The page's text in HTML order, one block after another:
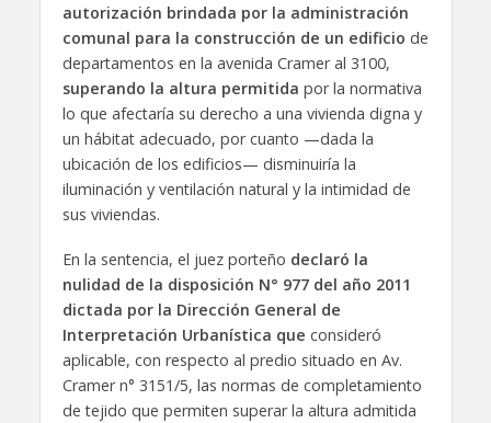
autorización brindada por la administración
comunal para la construcción de un edificio de
departamentos en la avenida Cramer al 3100,
superando la altura permitida por la normativa
lo que afectaría su derecho a una vivienda digna y
un hábitat adecuado, por cuanto —dada la
ubicación de los edificios— disminuiría la
iluminación y ventilación natural y la intimidad de
sus viviendas.
En la sentencia, el juez porteño declaró la
nulidad de la disposición N° 977 del año 2011
dictada por la Dirección General de
Interpretación Urbanística que consideró
aplicable, con respecto al predio situado en Av.
Cramer n° 3151/5, las normas de completamiento
de tejido que permiten superar la altura admitida